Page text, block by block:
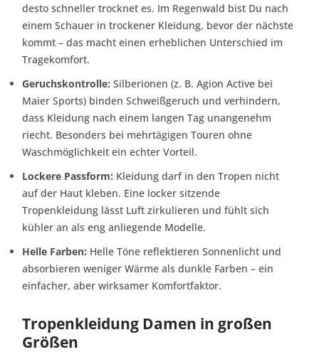
desto schneller trocknet es. Im Regenwald bist Du nach
einem Schauer in trockener Kleidung, bevor der nächste
kommt – das macht einen erheblichen Unterschied im
Tragekomfort.
Geruchskontrolle: Silberionen (z. B. Agion Active bei
Maier Sports) binden Schweißgeruch und verhindern,
dass Kleidung nach einem langen Tag unangenehm
riecht. Besonders bei mehrtägigen Touren ohne
Waschmöglichkeit ein echter Vorteil.
Lockere Passform: Kleidung darf in den Tropen nicht
auf der Haut kleben. Eine locker sitzende
Tropenkleidung lässt Luft zirkulieren und fühlt sich
kühler an als eng anliegende Modelle.
Helle Farben: Helle Töne reflektieren Sonnenlicht und
absorbieren weniger Wärme als dunkle Farben – ein
einfacher, aber wirksamer Komfortfaktor.
Tropenkleidung Damen in großen
Größen